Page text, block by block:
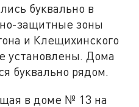
буквально в
защитные зоны
и Клещихинского
установлены. Дома
буквально рядом.
в доме № 13 на